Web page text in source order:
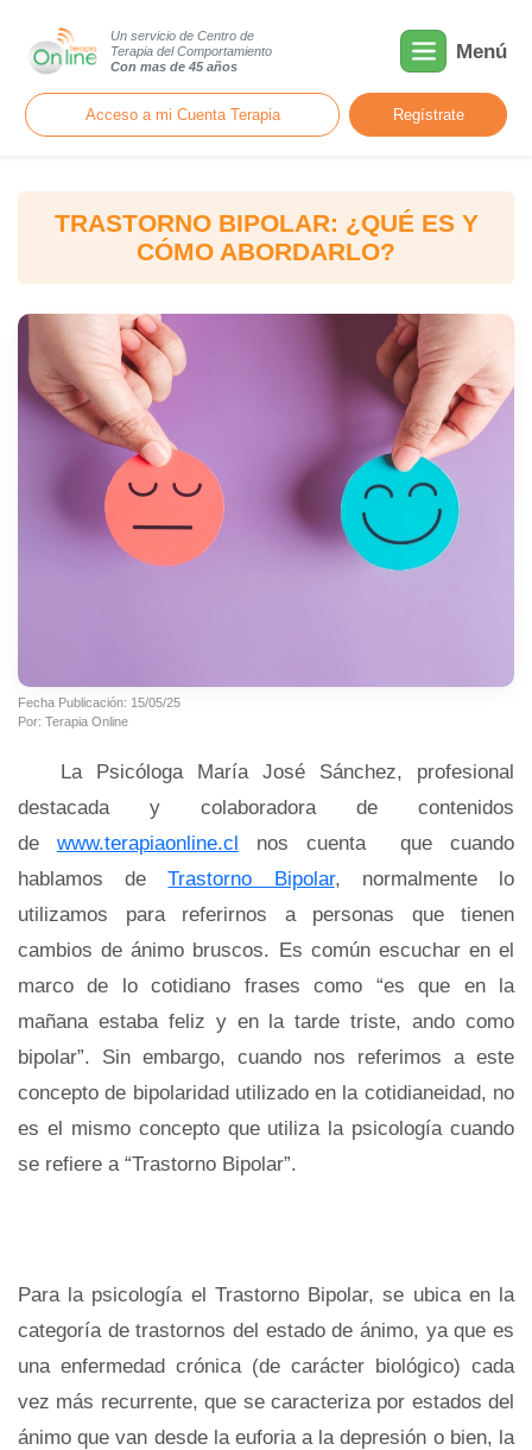
Un servicio de Centro de
Terapia del Comportamiento
Con mas de 45 años
Menú
Acceso a mi Cuenta Terapia Regístrate
TRASTORNO BIPOLAR: ¿QUÉ ES Y
CÓMO ABORDARLO?
Fecha Publicación: 15/05/25
Por: Terapia Online
La Psicóloga María José Sánchez, profesional
destacada y colaboradora de contenidos
de www.terapiaonline.cl nos cuenta que cuando
hablamos deTrastorno Bipolar, normalmente lo
utilizamos para referirnos a personas que tienen
cambios de ánimo bruscos. Es común escuchar en el
marco de lo cotidiano frases como “es que en la
mañana estaba feliz y en la tarde triste, ando como
bipolar”. Sin embargo, cuando nos referimos a este
concepto de bipolaridad utilizado en la cotidianeidad, no
es el mismo concepto que utiliza la psicología cuando
se refiere a “Trastorno Bipolar”.
Para la psicología el Trastorno Bipolar, se ubica en la
categoría de trastornos del estado de ánimo, ya que es
una enfermedad crónica (de carácter biológico) cada
vez más recurrente, que se caracteriza por estados del
ánimo que van desde la euforia a la depresión o bien, la